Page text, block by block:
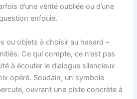
d’une vérité oubliée ou d’une
enfouie.
ou objets à choisir au hasard –
Ce qui compte, ce n’est pas
à écouter le dialogue silencieux
opéré. Soudain, un symbole
ouvrant une piste concrète à